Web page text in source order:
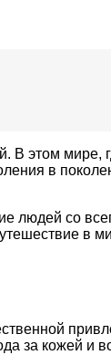
В этом мире,
в
людей со
в
за кожей и